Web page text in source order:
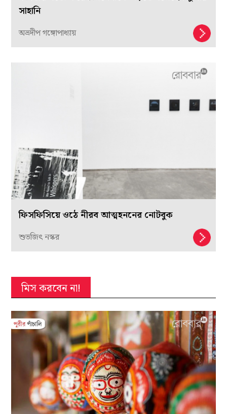
সাহানি
অভ্রদীপ গঙ্গোপাধ্যায়
ফিসফিসিয়ে ওঠে নীরব আত্মহননের নোটবুক
শুভজিৎ নস্কর
মিস করবেন না!